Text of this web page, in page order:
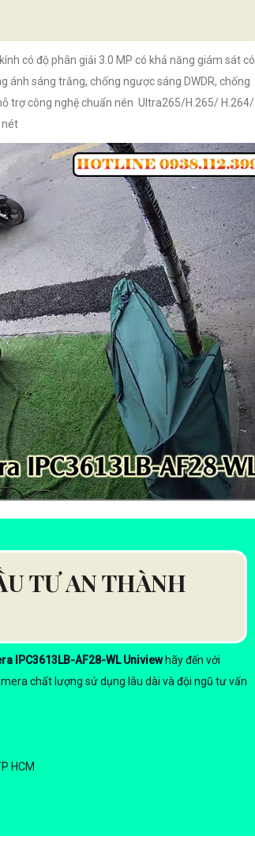
có độ phân giải 3.0 MP có khả năng giám sát có
ánh sáng trắng, chống ngược sáng DWDR, chống
trợ công nghệ chuẩn nén Ultra265/H.265/ H.264/
nét
TƯ AN THÀNH
IPC3613LB-AF28-WL Univiewhãy đến với
chất lượng sử dụng lâu dài và đội ngũ tư vấn
HCM